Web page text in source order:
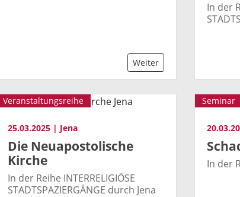
Weiter
In der
Veranstaltungsreihe
25.03.2025 | Jena
Die Neuapostolische
Kirche
In der Reihe INTERRELIGIÖSE
STADTSPAZIERGÄNGE durch Jena
Seminar
In der